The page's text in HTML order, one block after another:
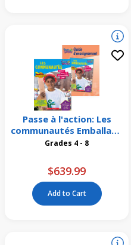
Passe à l'action: Les
communautés Emballage
de 26Grades 4 - 8
$639.99
Add to Cart